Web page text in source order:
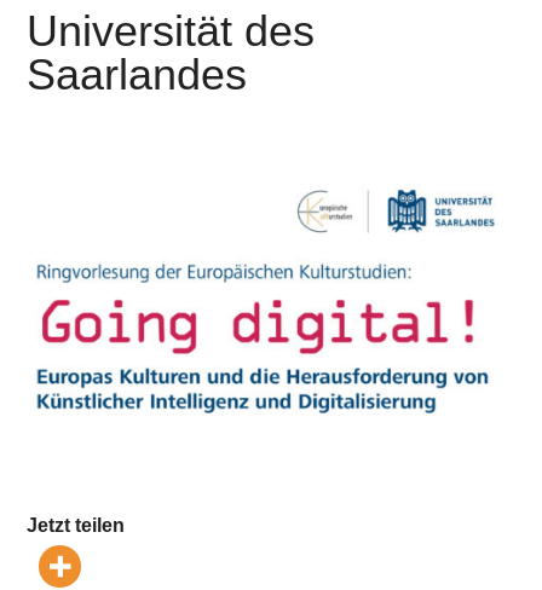
Universität des
Saarlandes
Jetzt teilen